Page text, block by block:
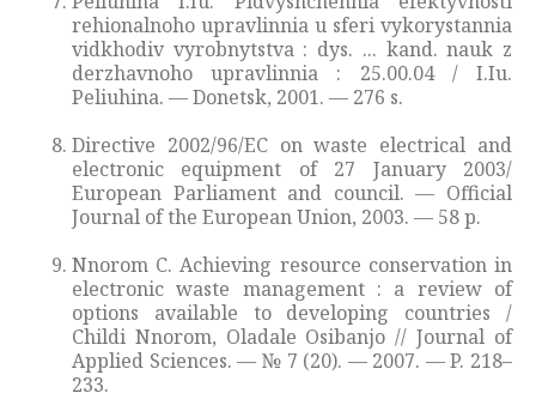
rehionalnoho upravlinnia u sferi vykorystannia
vidkhodiv vyrobnytstva : dys. ... kand. nauk z
derzhavnoho upravlinnia : 25.00.04 / I.Iu.
Peliuhina. — Donetsk, 2001. — 276 s.
Directive 2002/96/EC on waste electrical and
electronic equipment of 27 January 2003/
European Parliament and council. — Official
Journal of the European Union, 2003. — 58 p.
Nnorom C. Achieving resource conservation in
electronic waste management : a review of
options available to developing countries /
Childi Nnorom, Oladale Osibanjo // Journal of
Applied Sciences. — № 7 (20). — 2007. — P. 218–
233.